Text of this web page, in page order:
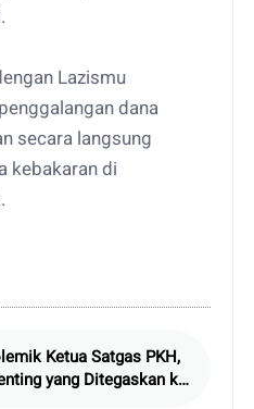
Lazismu
dana
secara langsung
kebakaran di
Ketua Satgas PKH,
yang Ditegaskan ke